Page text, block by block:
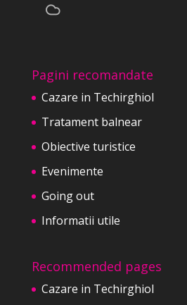
Pagini recomandate
Cazare in Techirghiol
Tratament balnear
Obiective turistice
Evenimente
Going out
Informatii utile
Recommended pages
Cazare in Techirghiol